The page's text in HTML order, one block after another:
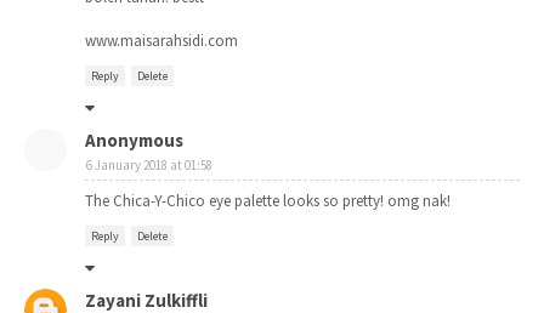
www.maisarahsidi.com
Reply Delete
Anonymous
6 January 2018 at 01:58
The Chica-Y-Chico eye palette looks so pretty! omg nak!
Reply Delete
Zayani Zulkiffli